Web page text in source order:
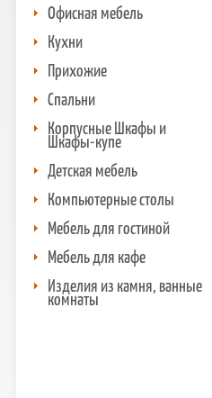
Офисная мебель
Кухни
Прихожие
Спальни
Корпусные Шкафы и
Шкафы-купе
Детская мебель
Компьютерные столы
Мебель для гостиной
Мебель для кафе
Изделия из камня, ванные
комнаты